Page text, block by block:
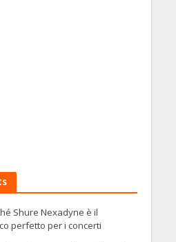
Shure Nexadyne è il
perfetto per i concerti